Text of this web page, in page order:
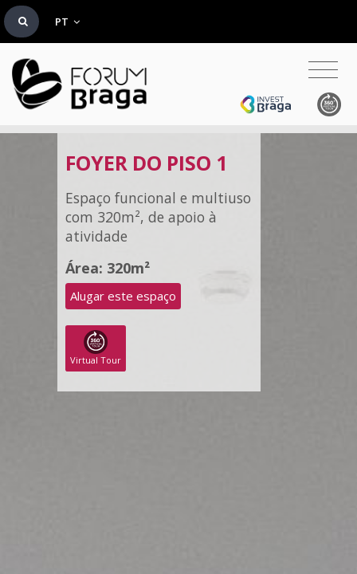
PT
FOYER DO PISO 1
Espaço funcional e multiuso
com 320m², de apoio à
atividade
Área: 320m²
Alugar este espaço
Virtual Tour